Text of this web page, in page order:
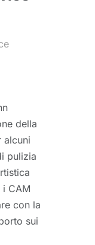
della
alcuni
pulizia
CAM
con la
sui